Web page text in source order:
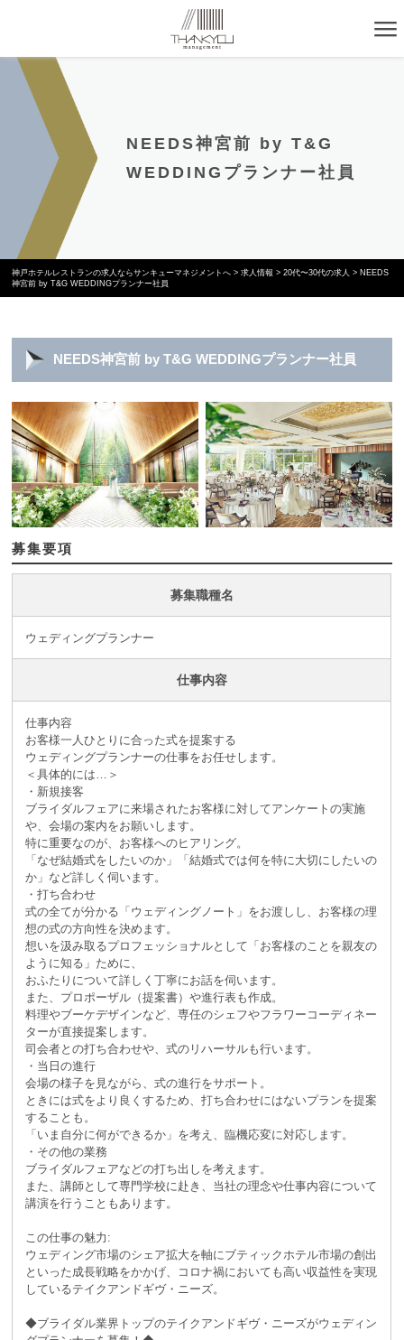
NEEDS神宮前 by T&G
WEDDINGプランナー社員
神戸ホテルレストランの求人ならサンキューマネジメントへ >求人情報 >20代〜30代の求人 > NEEDS
神宮前 by T&G WEDDINGプランナー社員
NEEDS神宮前 by T&G WEDDINGプランナー社員
募集要項
募集職種名
ウェディングプランナー
仕事内容
仕事内容
お客様一人ひとりに合った式を提案する
ウェディングプランナーの仕事をお任せします。
＜具体的には…＞
・新規接客
ブライダルフェアに来場されたお客様に対してアンケートの実施
や、会場の案内をお願いします。
特に重要なのが、お客様へのヒアリング。
「なぜ結婚式をしたいのか」「結婚式では何を特に大切にしたいの
か」など詳しく伺います。
・打ち合わせ
式の全てが分かる「ウェディングノート」をお渡しし、お客様の理
想の式の方向性を決めます。
想いを汲み取るプロフェッショナルとして「お客様のことを親友の
ように知る」ために、
おふたりについて詳しく丁寧にお話を伺います。
また、プロポーザル（提案書）や進行表も作成。
料理やブーケデザインなど、専任のシェフやフラワーコーディネー
ターが直接提案します。
司会者との打ち合わせや、式のリハーサルも行います。
・当日の進行
会場の様子を見ながら、式の進行をサポート。
ときには式をより良くするため、打ち合わせにはないプランを提案
することも。
「いま自分に何ができるか」を考え、臨機応変に対応します。
・その他の業務
ブライダルフェアなどの打ち出しを考えます。
また、講師として専門学校に赴き、当社の理念や仕事内容について
講演を行うこともあります。
この仕事の魅力:
ウェディング市場のシェア拡大を軸にブティックホテル市場の創出
といった成長戦略をかかげ、コロナ禍においても高い収益性を実現
しているテイクアンドギヴ・ニーズ。
◆ブライダル業界トップのテイクアンドギヴ・ニーズがウェディン